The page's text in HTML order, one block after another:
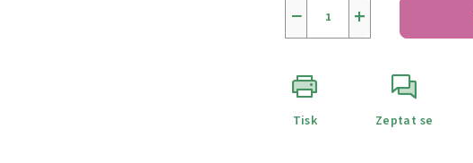
+
−
Tisk Zeptat se